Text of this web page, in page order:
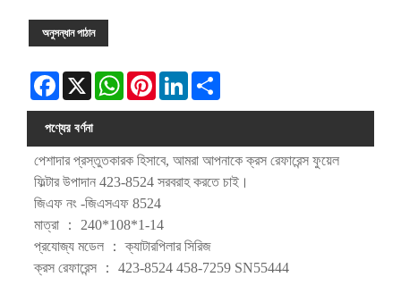
অনুসন্ধান পাঠান
Facebook
X WhatsAppPinterestLinkedIn
পণ্যের বর্ণনা
পেশাদার প্রস্তুতকারক হিসাবে, আমরা আপনাকে ক্রস রেফারেন্স ফুয়েল
ফিল্টার উপাদান 423-8524 সরবরাহ করতে চাই।
জিএফ নং -জিএসএফ 8524
মাত্রা ： 240*108*1-14
প্রযোজ্য মডেল ： ক্যাটারপিলার সিরিজ
ক্রস রেফারেন্স ： 423-8524 458-7259 SN55444